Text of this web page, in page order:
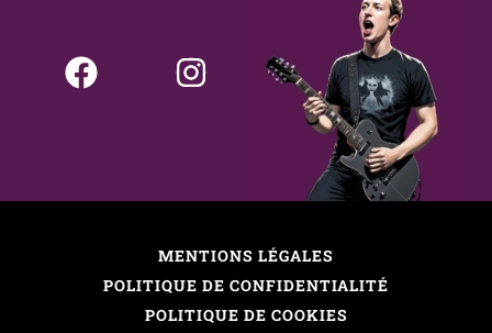
MENTIONS LÉGALES
POLITIQUE DE CONFIDENTIALITÉ
POLITIQUE DE COOKIES